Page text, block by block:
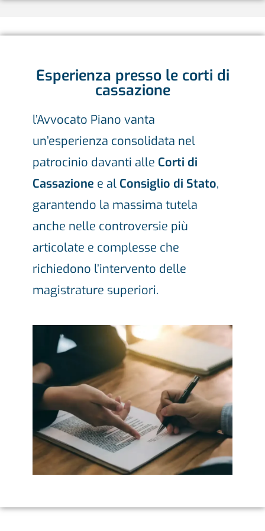
Esperienza presso le corti di
cassazione
l’Avvocato Piano vanta
un’esperienza consolidata nel
patrocinio davanti alle Corti di
Cassazione e al Consiglio di Stato,
garantendo la massima tutela
anche nelle controversie più
articolate e complesse che
richiedono l’intervento delle
magistrature superiori.